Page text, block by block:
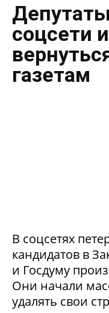
соцсети
газетам
В соцсетях
кандидатов в
и Госдуму
Они начали
удалять свои